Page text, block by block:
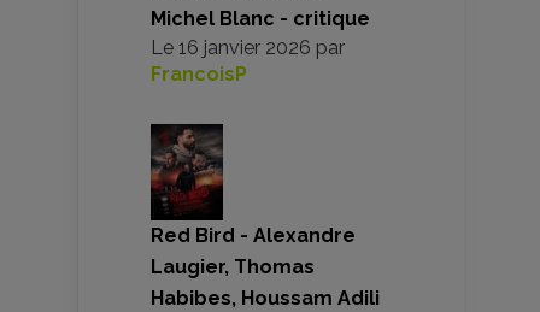
Michel Blanc - critique
Le 16 janvier 2026 par
FrancoisP
Red Bird - Alexandre
Laugier, Thomas
Habibes, Houssam Adili